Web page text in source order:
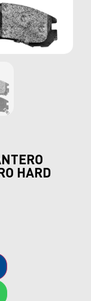
HARD